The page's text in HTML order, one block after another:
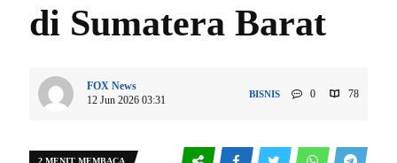
di Sumatera Barat
FOX News
12 Jun 2026 03:31
BISNIS 0 78
2 MENIT MEMBACA